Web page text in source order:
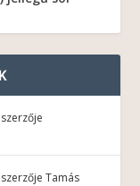
szerzője
szerzőjeTamás